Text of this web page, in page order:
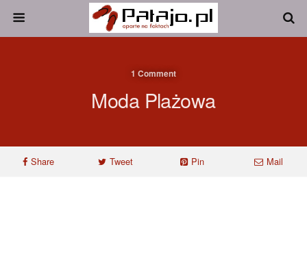
1 Comment
Moda Plażowa
Share Tweet Pin Mail